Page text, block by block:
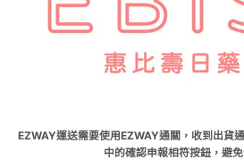
EZWAY運送需要使用EZWAY通關，收到出貨
中的確認申報相符按鈕，避